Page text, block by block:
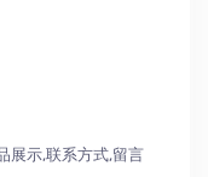
展示,联系方式,留言